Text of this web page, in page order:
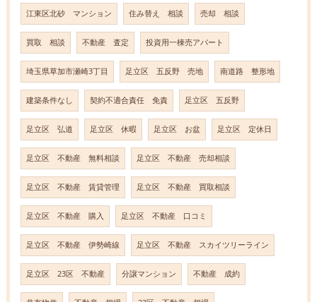
江東区北砂 マンション 住み替え 相談 売却 相談
買取 相談 不動産 査定 投資用一棟売アパート
埼玉県草加市瀬崎3丁目 足立区 五反野 売地 南道路 整形地
建築条件なし 契約不適合責任 免責 足立区 五反野
足立区 弘道 足立区 休暇 足立区 お盆 足立区 定休日
足立区 不動産 無料相談 足立区 不動産 売却相談
足立区 不動産 賃貸管理 足立区 不動産 買取相談
足立区 不動産 購入 足立区 不動産 口コミ
足立区 不動産 伊勢崎線 足立区 不動産 スカイツリーライン
足立区 23区 不動産 分譲マンション 不動産 成約